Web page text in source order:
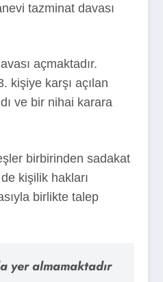
tazminat davası
açmaktadır.
kişiye karşı açılan
ve bir nihai karara
birbirinden sadakat
kişilik hakları
birlikte talep
yer almamaktadır